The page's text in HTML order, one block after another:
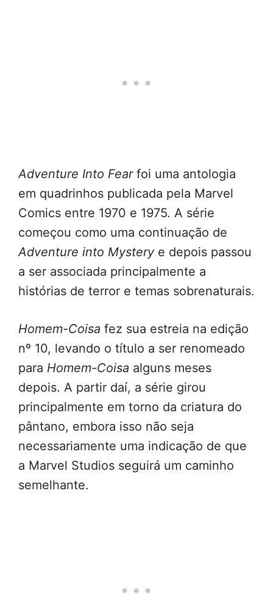
Adventure Into Fear foi uma antologia
em quadrinhos publicada pela Marvel
Comics entre 1970 e 1975. A série
começou como uma continuação de
Adventure into Mysterye depois passou
a ser associada principalmente a
histórias de terror e temas sobrenaturais.
Homem-Coisa fez sua estreia na edição
nº 10, levando o título a ser renomeado
para Homem-Coisa alguns meses
depois. A partir daí, a série girou
principalmente em torno da criatura do
pântano, embora isso não seja
necessariamente uma indicação de que
a Marvel Studios seguirá um caminho
semelhante.